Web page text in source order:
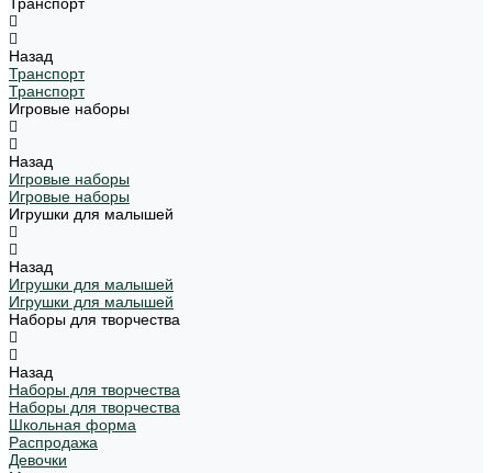
Назад
Транспорт
Транспорт
Игровые наборы
Назад
Игровые наборы
Игровые наборы
Игрушки для малышей
Назад
Игрушки для малышей
Игрушки для малышей
Наборы для творчества
Назад
Наборы для творчества
Наборы для творчества
Школьная форма
Распродажа
Девочки